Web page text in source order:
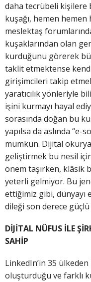
daha tecrübeli kişilere
kuşağı, hemen
meslektaş
kuşaklarından olan
kurduğunu görerek
taklit etmektense
girişimcileri takip
yaratıcılık yönleriyle
işini kurmayı hayal
sorasında doğan bu
yapılsa da aslında “e-
mümkün. Dijital
geliştirmek bu nesil
önem taşırken, klâsik
yeterli gelmiyor. Bu
ettiğimiz gibi, dünyayı
dileği son derece güçlü
DİJİTAL NÜFUS İLE
SAHİP
LinkedIn’in 35 ülkeden
oluşturduğu ve farklı